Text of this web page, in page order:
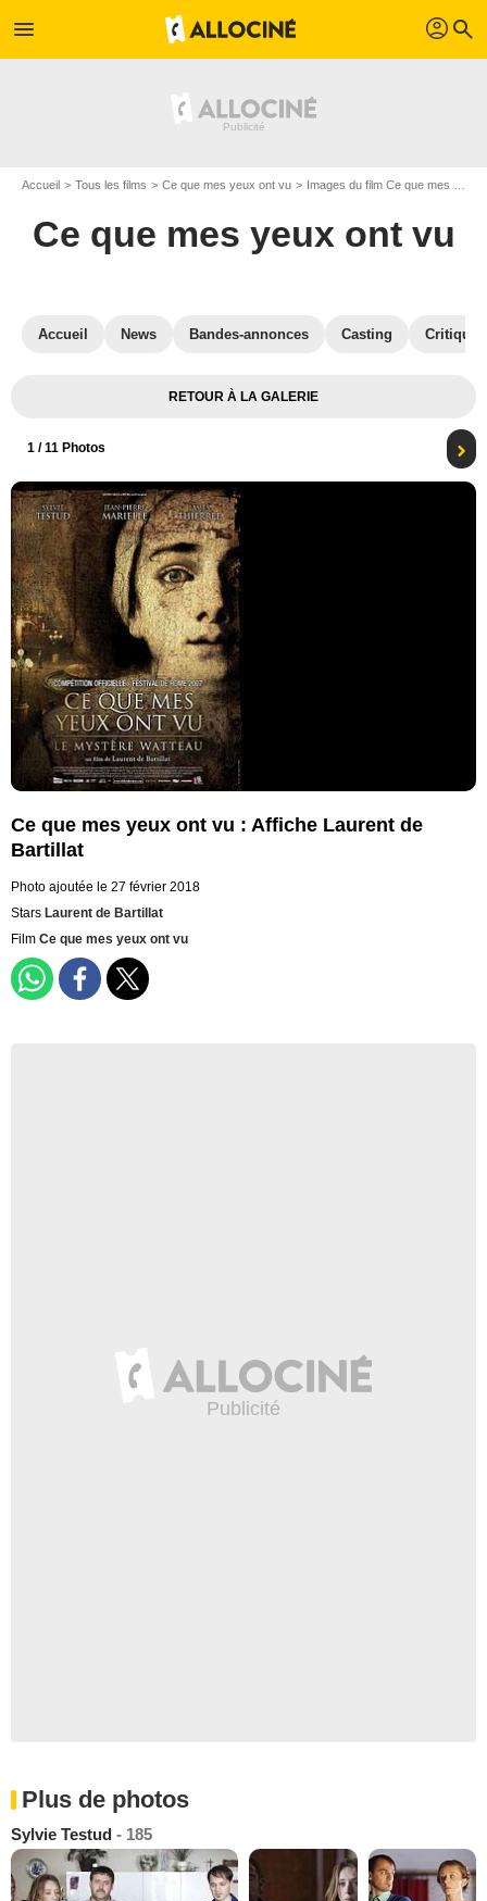
menu profil search
Accueil Tous les films Ce que mes yeux ont vu Images du film Ce que mes yeux ont vu
Ce que mes yeux ont vu
Accueil News Bandes-annonces Casting
RETOUR À LA GALERIE
1 / 11 Photos
Ce que mes yeux ont vu : Affiche Laurent de
Bartillat
Photo ajoutée le 27 février 2018
Stars Laurent de Bartillat
Film Ce que mes yeux ont vu
Plus de photos
Sylvie Testud - 185